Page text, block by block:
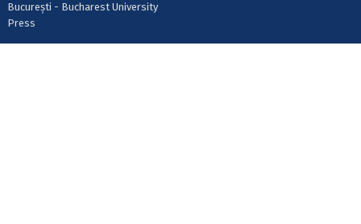
București - Bucharest University
Press